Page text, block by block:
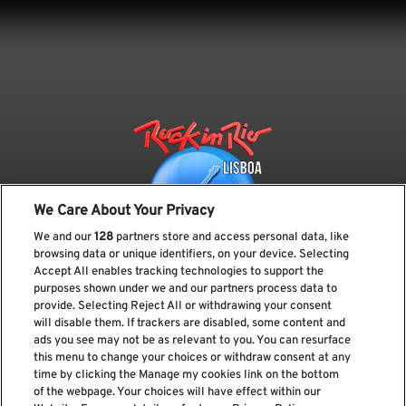
Airmet
Visitar Site
PARCEIRO OFICIAL
GEA Portugal
Visitar Site
Intermundial
Visitar Site
segurança que a caracterizam, aliadas a
uma seleção criteriosa de destinos.
PARCEIRO OFICIAL
Soltour
Visitar Site
Subscreve a nossa newsletter
Li e aceito os Política de privacidade
We Care About Your Privacy
We and our128 partners store and access personal data, like
browsing data or unique identifiers, on your device. Selecting
Accept All enables tracking technologies to support the
purposes shown under we and our partners process data to
provide. Selecting Reject All or withdrawing your consent
will disable them. If trackers are disabled, some content and
ads you see may not be as relevant to you. You can resurface
this menu to change your choices or withdraw consent at any
time by clicking the Manage my cookies link on the bottom
of the webpage. Your choices will have effect within our